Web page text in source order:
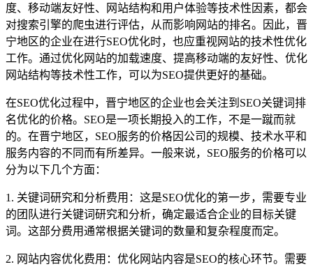
度、移动端友好性、网站结构和用户体验等技术性因素，都会
对搜索引擎的爬虫进行评估，从而影响网站的排名。因此，晋
宁地区的企业在进行SEO优化时，也应重视网站的技术性优化
工作。通过优化网站的加载速度、提高移动端的友好性、优化
网站结构等技术性工作，可以为SEO提供更好的基础。
在SEO优化过程中，晋宁地区的企业也会关注到SEO关键词排
名优化的价格。SEO是一项长期投入的工作，不是一蹴而就
的。在晋宁地区，SEO服务的价格因公司的规模、技术水平和
服务内容的不同而有所差异。一般来说，SEO服务的价格可以
分为以下几个方面：
1. 关键词研究和分析费用：这是SEO优化的第一步，需要专业
的团队进行关键词研究和分析，确定最适合企业的目标关键
词。这部分费用通常根据关键词的数量和复杂程度而定。
2. 网站内容优化费用：优化网站内容是SEO的核心环节。需要